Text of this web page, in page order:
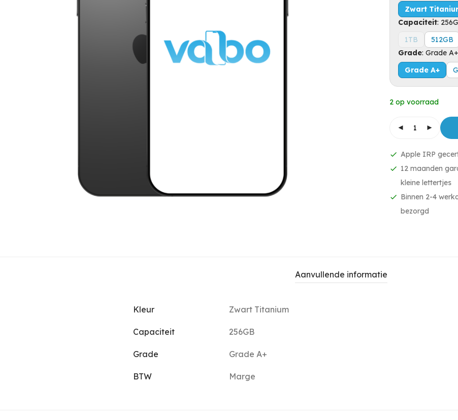
Zwart
Capaciteit:
1TB
512GB
Grade: Grade A+
Grade A+
2 op voorraad
Apple IRP
12 maanden
kleine lettertjes
Binnen 2-4
bezorgd
Aanvullende informatie
Kleur Zwart Titanium
Capaciteit 256GB
Grade Grade A+
BTW Marge